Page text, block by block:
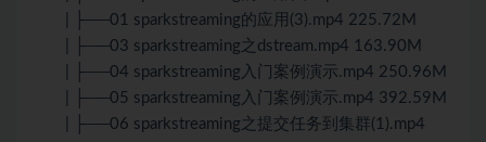
| ├──01 sparkstreaming的应用(3).mp4 225.72M
| ├──03 sparkstreaming之dstream.mp4 163.90M
| ├──04 sparkstreaming入门案例演示.mp4 250.96M
| ├──05 sparkstreaming入门案例演示.mp4 392.59M
| ├──06 sparkstreaming之提交任务到集群(1).mp4